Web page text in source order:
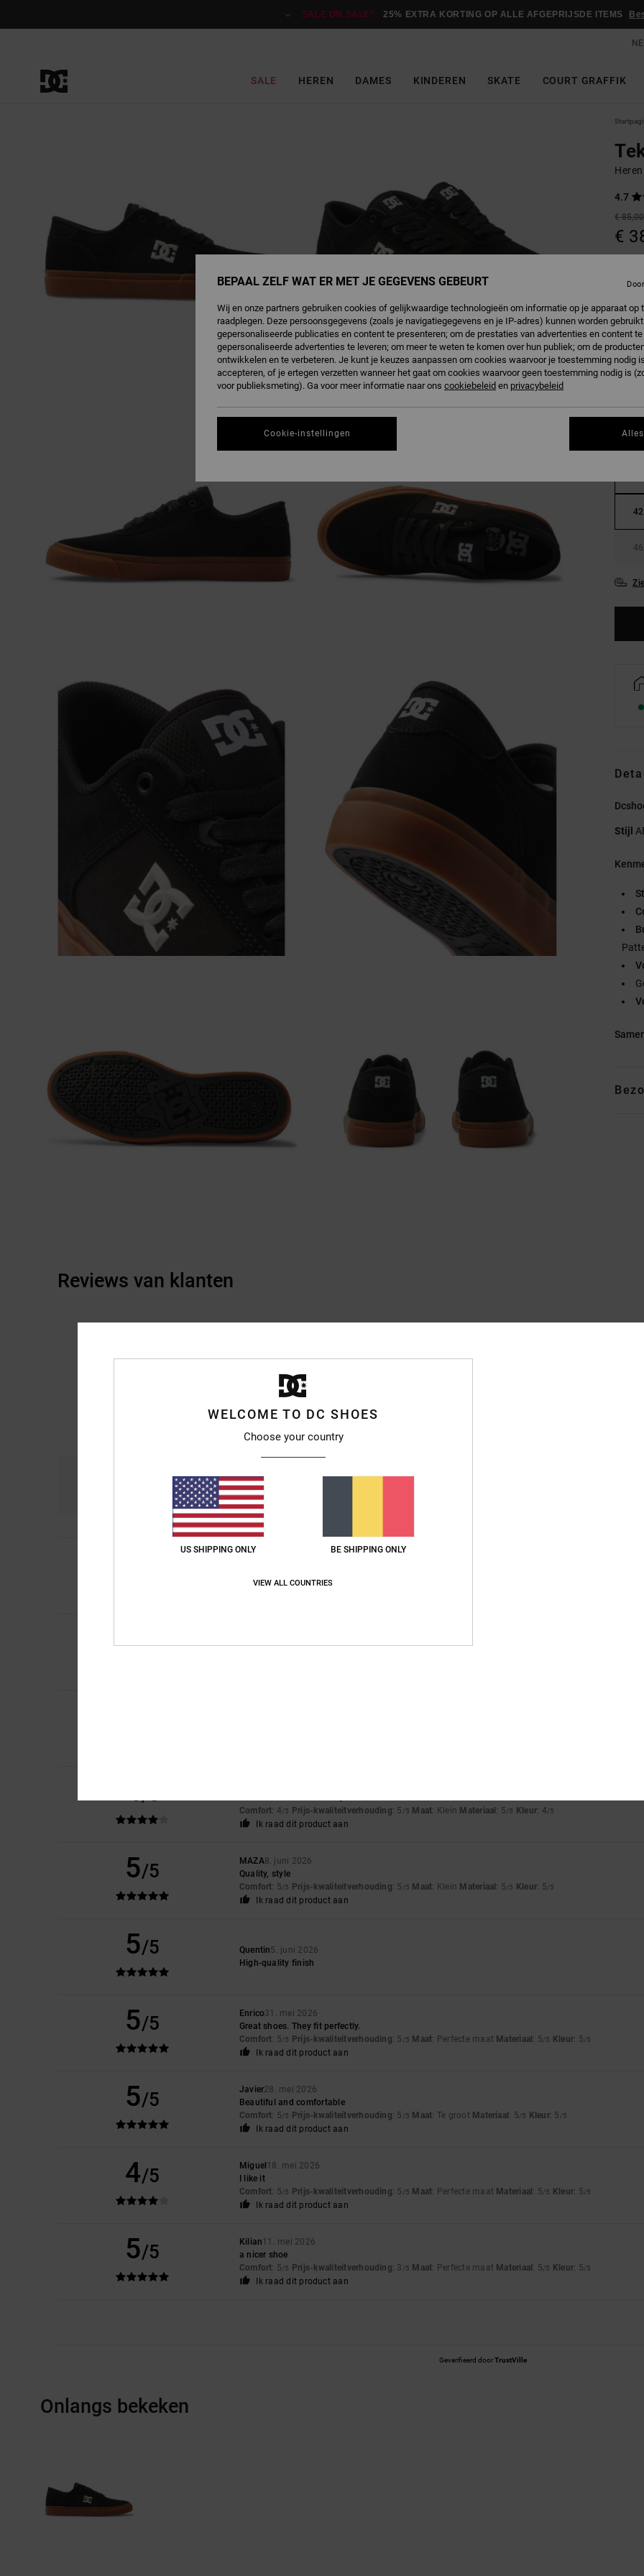
SALE ON SALE*: 25% EXTRA KORTING OP ALLE AFGEPRIJSDE ITEMS
SALE HEREN DAMES KINDEREN SKATE COURT GRAFFIK
4.7
€ 85,00
€
Kleur
42
46
Stijl
Reviews van klanten
4.7
4.6
Comfort : 5 /5 Prijs-kwaliteitverhouding
5/5
A good-quality, durable and understated model.
4
Comfort: 4/5 Prijs-kwaliteitverhouding: 5 /5 Maat: Klein Materiaal : 5/5 Kleur: 4/5
Ik raad dit product aan
5/5 MAZA8. juni 2026
Quality, style
Comfort: 5/5 Prijs-kwaliteitverhouding: 5 /5 Maat: Klein Materiaal : 5/5 Kleur: 5/5
Ik raad dit product aan
5/5 Quentin5. juni 2026
High-quality finish
5/5 Enrico31. mei 2026
Great shoes. They fit perfectly.
Comfort: 5/5 Prijs-kwaliteitverhouding: 5 /5 Maat: Perfecte maat Materiaal : 5/5 Kleur: 5/5
Ik raad dit product aan
5/5 Javier28. mei 2026
Beautiful and comfortable
Comfort: 5/5 Prijs-kwaliteitverhouding: 5 /5 Maat: Te groot Materiaal : 5/5 Kleur: 5 /5
Ik raad dit product aan
4/5 Miguel 18. mei 2026
I like it
Comfort: 5/5 Prijs-kwaliteitverhouding: 5 /5 Maat: Perfecte maat Materiaal : 5/5 Kleur: 5/5
Ik raad dit product aan
5/5 Kilian11. mei 2026
a nicer shoe
Comfort: 5/5 Prijs-kwaliteitverhouding: 3 /5 Maat: Perfecte maat Materiaal : 5/5 Kleur: 5/5
Ik raad dit product aan
Geverifieerd doorTrustVille
Onlangs bekeken
WELCOME TO DC SHOES
Choose your country
US SHIPPING ONLY BE SHIPPING ONLY
VIEW ALL COUNTRIES
BEPAAL ZELF WAT ER MET JE GEGEVENS GEBEURT
Wij en onze partners gebruiken cookies of gelijkwaardige technologieën om informatie op je apparaat op
raadplegen. Deze persoonsgegevens (zoals je navigatiegegevens en je IP-adres) kunnen worden
gepersonaliseerde publicaties en content te presenteren; om de prestaties van advertenties en content
gepersonaliseerde advertenties te leveren; om meer te weten te komen over hun publiek; om de
ontwikkelen en te verbeteren. Je kunt je keuzes aanpassen om cookies waarvoor je toestemming nodig
accepteren, of je ertegen verzetten wanneer het gaat om cookies waarvoor geen toestemming nodig is
voor publieksmeting). Ga voor meer informatie naar ons cookiebeleid en privacybeleid
Cookie-instellingen